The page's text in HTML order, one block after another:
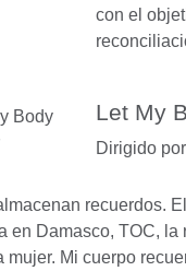
con el
Let My
Dirigido
recuerdos.
en Damasco, TOC, la
mujer. Mi cuerpo